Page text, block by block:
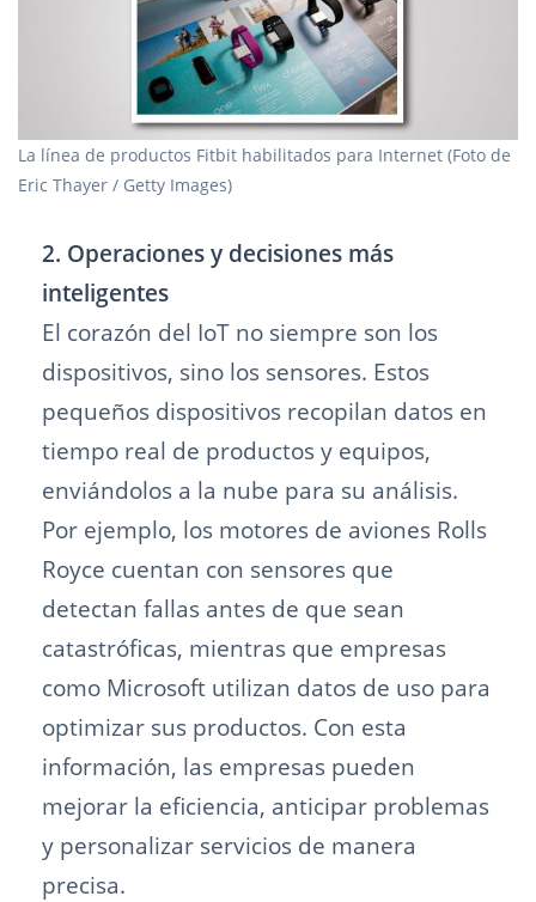
La línea de productos Fitbit habilitados para Internet (Foto de
Eric Thayer / Getty Images)
2. Operaciones y decisiones más
inteligentes
El corazón del IoT no siempre son los
dispositivos, sino los sensores. Estos
pequeños dispositivos recopilan datos en
tiempo real de productos y equipos,
enviándolos a la nube para su análisis.
Por ejemplo, los motores de aviones Rolls
Royce cuentan con sensores que
detectan fallas antes de que sean
catastróficas, mientras que empresas
como Microsoft utilizan datos de uso para
optimizar sus productos. Con esta
información, las empresas pueden
mejorar la eficiencia, anticipar problemas
y personalizar servicios de manera
precisa.